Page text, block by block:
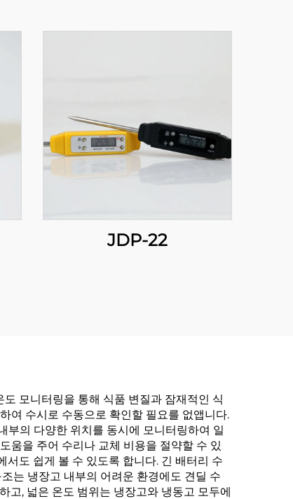
JDP-22
모니터링을 통해 식품 변질과 잠재적인 식
여 수시로 수동으로 확인할 필요를 없앱니다.
부의 다양한 위치를 동시에 모니터링하여 일
움을 주어 수리나 교체 비용을 절약할 수 있
도 쉽게 볼 수 있도록 합니다. 긴 배터리 수
는 냉장고 내부의 어려운 환경에도 견딜 수
고, 넓은 온도 범위는 냉장고와 냉동고 모두에